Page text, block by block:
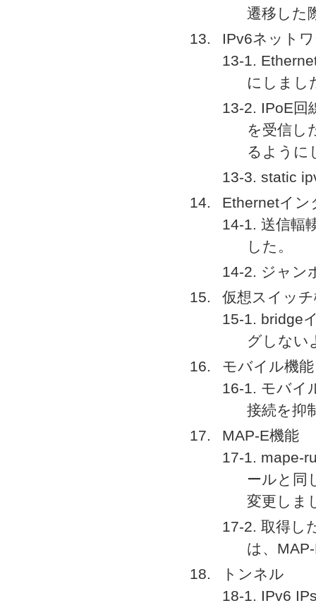
遷移した
IPv6ネット
13-1.
にしまし
13-2. IPoE回
を受信し
るように
13-3. static
Ethernetイン
14-1. 送信輻
した。
14-2. ジャン
仮想スイッ
15-1. bridge
グしない
モバイル機能
16-1. モバイ
接続を抑
MAP-E機能
17-1. mape-
ールと同
変更しま
17-2. 取得し
は、
トンネル
18-1. IPv6